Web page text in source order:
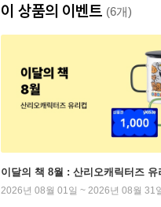
이 상품의 이벤트 (6개)
이달의 책 8월 : 산리오캐릭터즈 유
2026년 08월 01일 ~ 2026년 08월 31